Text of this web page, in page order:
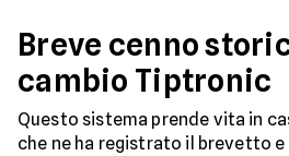
Breve cenno
cambio Tiptronic
Questo sistema prende vita in
che ne ha registrato il brevetto e